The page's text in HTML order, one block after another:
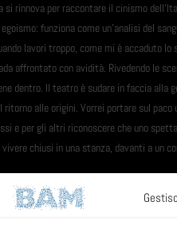
rinnova per raccontare il cinismo
funziona come un'analisi del
lavori troppo, come mi è accaduto
affrontato con avidità. Rivedendo le
dentro. Il teatro è sudare in faccia alla
alle origini. Vorrei portare sul paco
e per gli altri riconoscere che uno
chiusi in una stanza, davanti a un